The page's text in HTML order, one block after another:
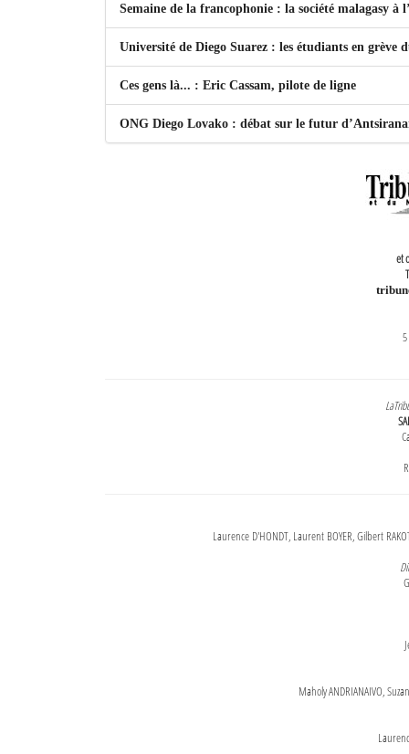
Semaine de la francophonie : la société malagasy à
Université de Diego Suarez : les étudiants en grève
Ces gens là... : Eric Cassam, pilote de ligne
ONG Diego Lovako : débat sur le futur
et
Laurence D'HONDT, Laurent BOYER, Gilbert
Maholy ANDRIANAIVO,